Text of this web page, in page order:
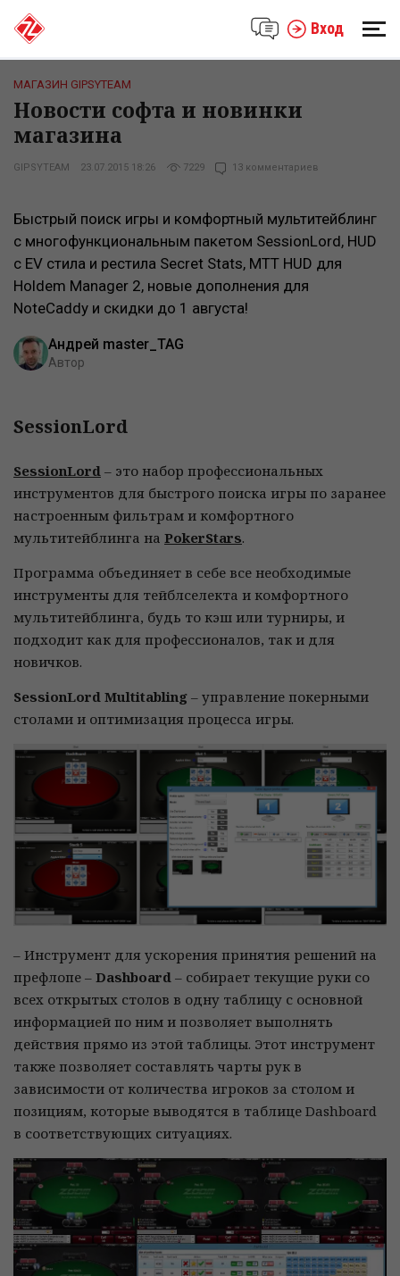
Вход
МАГАЗИН GIPSYTEAM
Новости софта и новинки
магазина
GIPSYTEAM 23.07.2015 18:26 7229 13 комментариев
Быстрый поиск игры и комфортный мультитейблинг
с многофункциональным пакетом SessionLord, HUD
с EV стила и рестила Secret Stats, MTT HUD для
Holdem Manager 2, новые дополнения для
NoteCaddy и скидки до 1 августа!
Андрей master_TAG
Автор
SessionLord
SessionLord – это набор профессиональных
инструментов для быстрого поиска игры по заранее
настроенным фильтрам и комфортного
мультитейблинга на PokerStars.
Программа объединяет в себе все необходимые
инструменты для тейблселекта и комфортного
мультитейблинга, будь то кэш или турниры, и
подходит как для профессионалов, так и для
новичков.
SessionLord Multitabling – управление покерными
столами и оптимизация процесса игры.
– Инструмент для ускорения принятия решений на
префлопе – Dashboard – собирает текущие руки со
всех открытых столов в одну таблицу с основной
информацией по ним и позволяет выполнять
действия прямо из этой таблицы. Этот инструмент
также позволяет составлять чарты рук в
зависимости от количества игроков за столом и
позициям, которые выводятся в таблице Dashboard
в соответствующих ситуациях.